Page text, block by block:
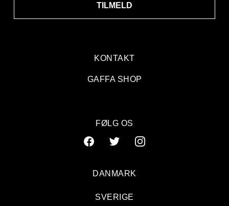
KONTAKT
GAFFA SHOP
TILMELD
FØLG OS
DANMARK
SVERIGE